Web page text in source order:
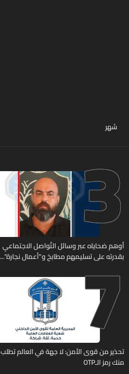
شهر
3
أوهم ضحاياه عبر وسائل التّواصل الاجتماعي
بقدرته على تسليمهم مطابخ و"أعمال نجارة"...
7
تحذير من قوى الأمن: لا جهة في العالم تطلب
منك رمز الـOTP